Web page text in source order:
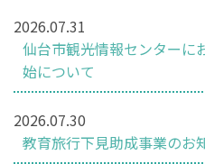
2026.07.31
仙台市観光情報センターに
始について
2026.07.30
教育旅行下見助成事業のお